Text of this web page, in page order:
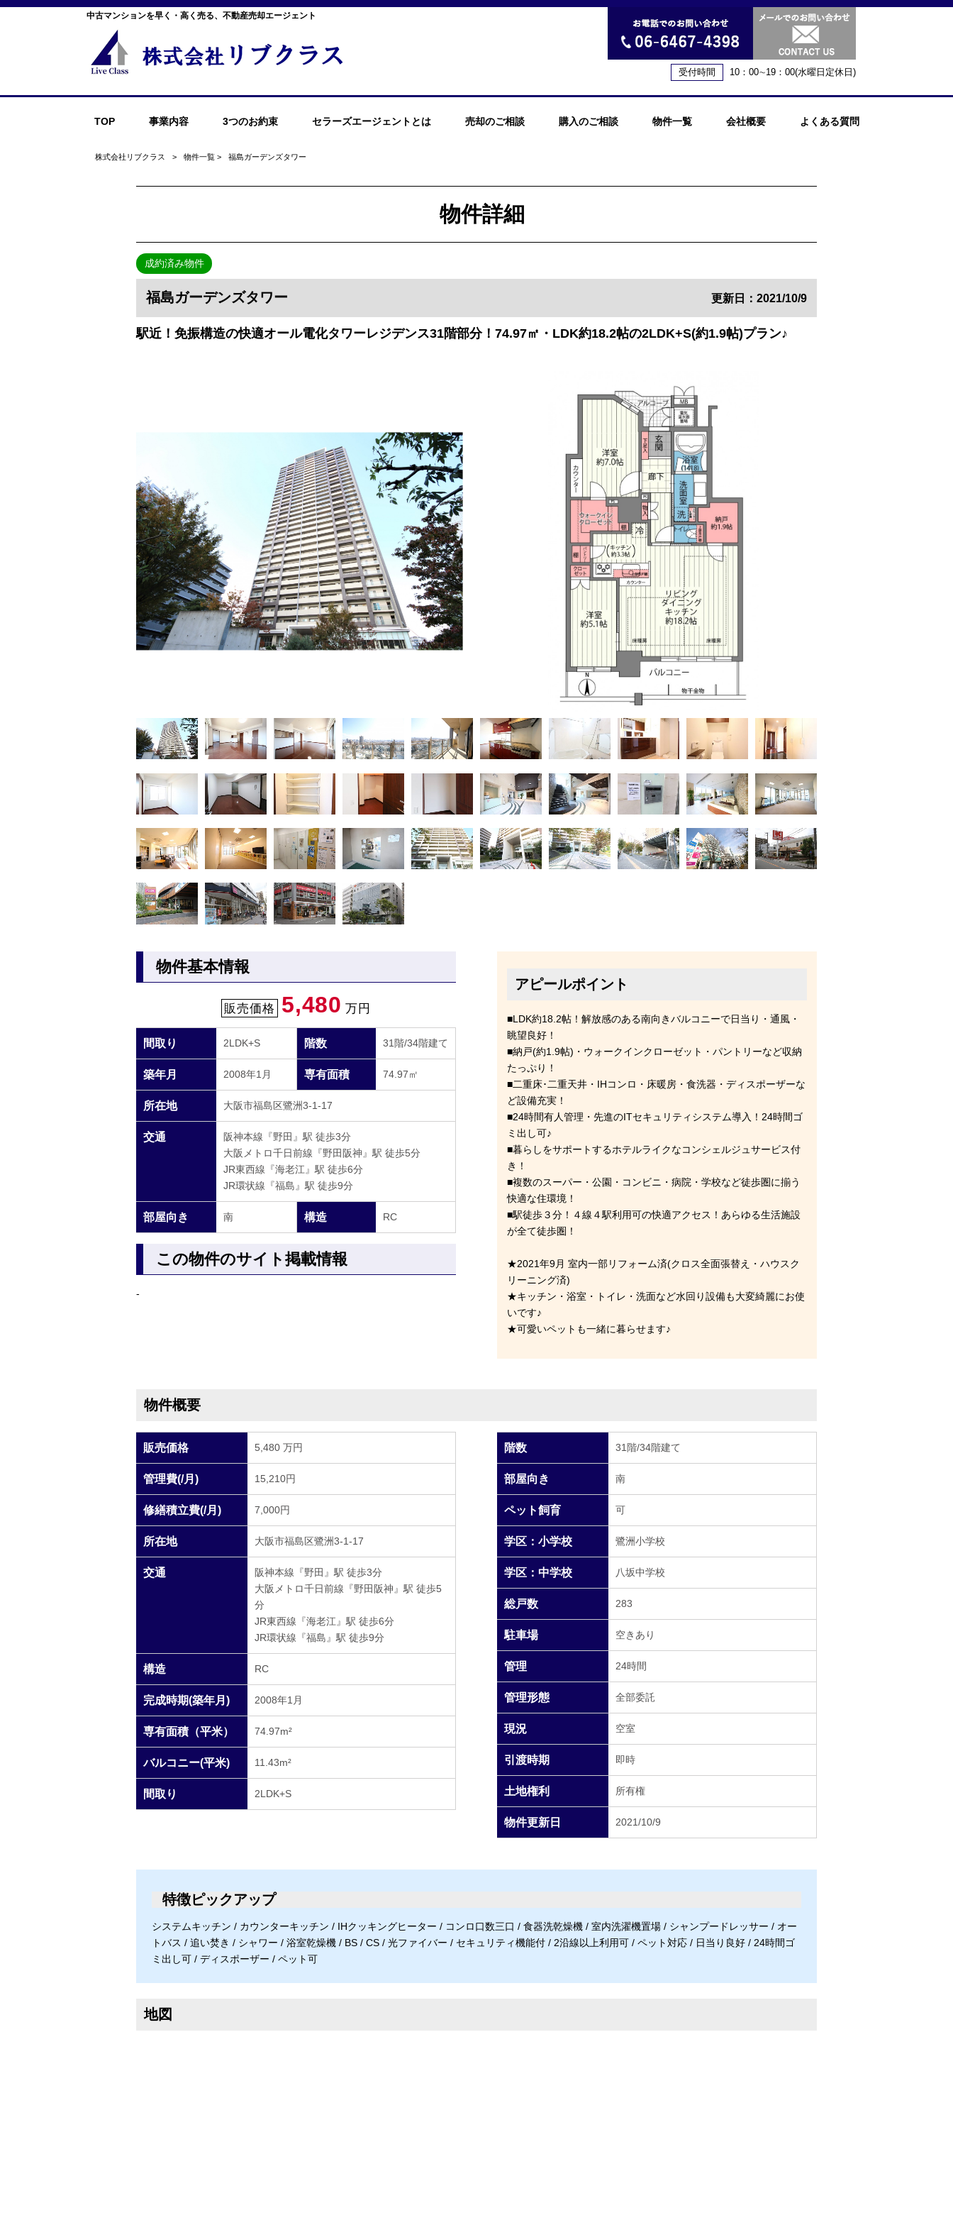
中古マンションを早く・高く売る、不動産売却エージェント
受付時間 10：00∼19：00(水曜日定休日)
TOP 事業内容 3つのお約束 セラーズエージェントとは 売却のご相談 購入のご相談 物件一覧 会社概要 よくある質問
株式会社リブクラス > 物件一覧 > 福島ガーデンズタワー
物件詳細
成約済み物件
福島ガーデンズタワー 更新日：2021/10/9
駅近！免振構造の快適オール電化タワーレジデンス31階部分！74.97㎡・LDK約18.2帖の2LDK+S(約1.9帖)プラン♪
物件基本情報
販売価格 5,480 万円
間取り 2LDK+S 階数 31階/34階建て
築年月 2008年1月 専有面積 74.97㎡
所在地 大阪市福島区鷺洲3-1-17
交通
阪神本線『野田』駅 徒歩3分
大阪メトロ千日前線『野田阪神』駅 徒歩5分
JR東西線『海老江』駅 徒歩6分
JR環状線『福島』駅 徒歩9分
部屋向き 南 構造 RC
この物件のサイト掲載情報
-
アピールポイント
■LDK約18.2帖！解放感のある南向きバルコニーで日当り・通風・
眺望良好！
■納戸(約1.9帖)・ウォークインクローゼット・パントリーなど収納
たっぷり！
■二重床･二重天井・IHコンロ・床暖房・食洗器・ディスポーザーな
ど設備充実！
■24時間有人管理・先進のITセキュリティシステム導入！24時間ゴ
ミ出し可♪
■暮らしをサポートするホテルライクなコンシェルジュサービス付
き！
■複数のスーパー・公園・コンビニ・病院・学校など徒歩圏に揃う
快適な住環境！
■駅徒歩３分！４線４駅利用可の快適アクセス！あらゆる生活施設
が全て徒歩圏！
★2021年9月 室内一部リフォーム済(クロス全面張替え・ハウスク
リーニング済)
★キッチン・浴室・トイレ・洗面など水回り設備も大変綺麗にお使
いです♪
★可愛いペットも一緒に暮らせます♪
物件概要
販売価格 5,480 万円
管理費(/月) 15,210円
修繕積立費(/月) 7,000円
所在地 大阪市福島区鷺洲3-1-17
交通
阪神本線『野田』駅 徒歩3分
大阪メトロ千日前線『野田阪神』駅 徒歩5
分
JR東西線『海老江』駅 徒歩6分
JR環状線『福島』駅 徒歩9分
構造 RC
完成時期(築年月) 2008年1月
専有面積（平米） 74.97m²
バルコニー(平米) 11.43m²
間取り 2LDK+S
階数 31階/34階建て
部屋向き 南
ペット飼育 可
学区：小学校 鷺洲小学校
学区：中学校 八坂中学校
総戸数 283
駐車場 空きあり
管理 24時間
管理形態 全部委託
現況 空室
引渡時期 即時
土地権利 所有権
物件更新日 2021/10/9
特徴ピックアップ
システムキッチン / カウンターキッチン / IHクッキングヒーター / コンロ口数三口 / 食器洗乾燥機 / 室内洗濯機置場 / シャンプードレッサー / オー
トバス / 追い焚き / シャワー / 浴室乾燥機 / BS / CS / 光ファイバー / セキュリティ機能付 / 2沿線以上利用可 / ペット対応 / 日当り良好 / 24時間ゴ
ミ出し可 / ディスポーザー / ペット可
地図